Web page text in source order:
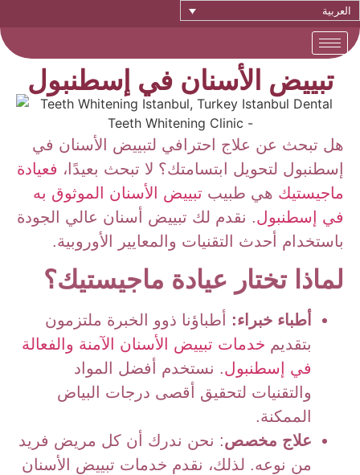
العربية
تبييض الأسنان في إسطنبول
هل تبحث عن علاج احترافي لتبييض الأسنان في
إسطنبول لتحويل ابتسامتك؟ لا تبحث بعيدًا، فعيادة
ماجيستيك هي طبيب تبييض الأسنان الموثوق به
في إسطنبول. نقدم لك تبييض أسنان عالي الجودة
باستخدام أحدث التقنيات والمعايير الأوروبية.
لماذا تختار عيادة ماجيستيك؟
أطباء خبراء:
أطباؤنا ذوو الخبرة ملتزمون
بتقديم خدمات تبييض الأسنان الآمنة والفعالة
في إسطنبول. نستخدم أفضل المواد
والتقنيات لتحقيق أقصى درجات البياض
الممكنة.
علاج مخصص: نحن ندرك أن كل مريض فريد
من نوعه. لذلك، نقدم خدمات تبييض الأسنان